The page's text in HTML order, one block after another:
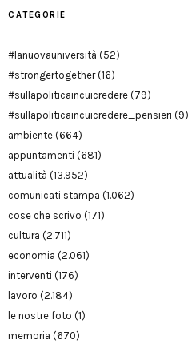
CATEGORIE
#lanuovauniversità (52)
#strongertogether(16)
#sullapoliticaincuicredere (79)
#sullapoliticaincuicredere_pensieri (9)
ambiente (664)
appuntamenti (681)
attualità (13.952)
comunicati stampa (1.062)
cose che scrivo (171)
cultura (2.711)
economia (2.061)
interventi (176)
lavoro (2.184)
le nostre foto (1)
memoria (670)